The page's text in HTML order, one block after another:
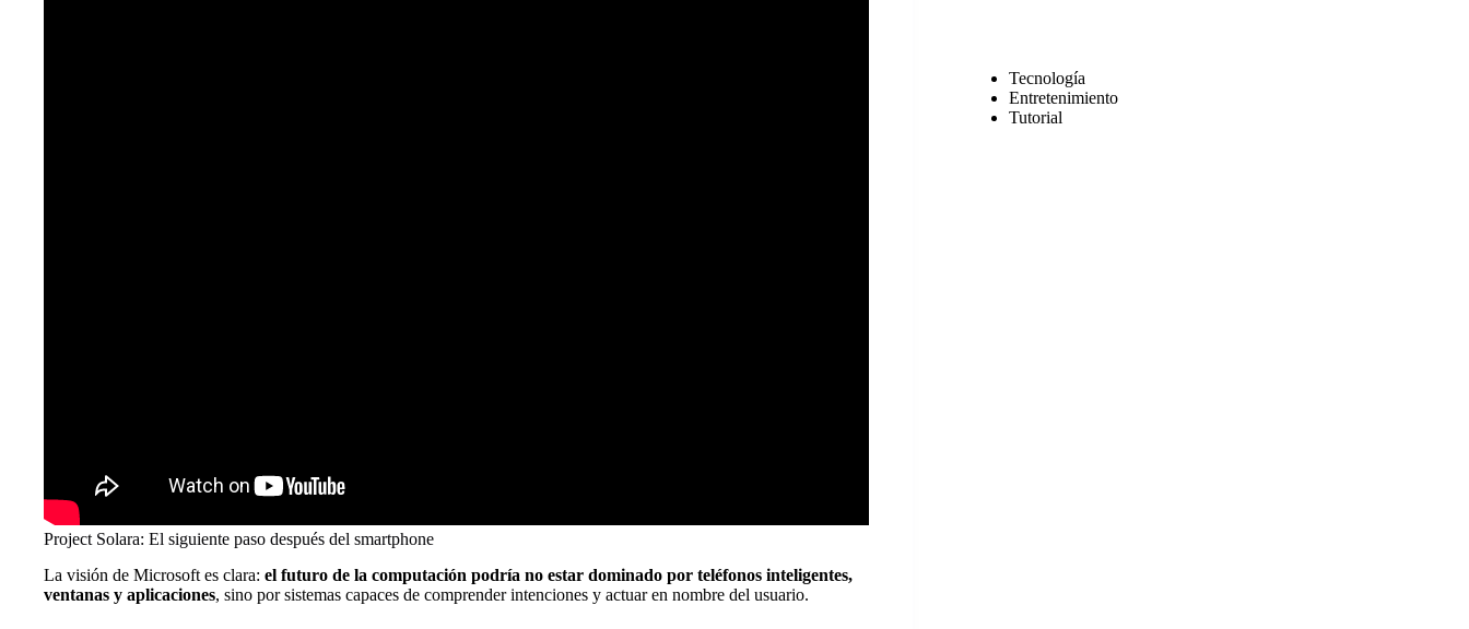
Project Solara: El siguiente paso después del smartphone
La visión de Microsoft es clara: el futuro de la computación podría no estar dominado por teléfonos inteligentes,
ventanas y aplicaciones, sino por sistemas capaces de comprender intenciones y actuar en nombre del usuario.
Tecnología
Entretenimiento
Tutorial